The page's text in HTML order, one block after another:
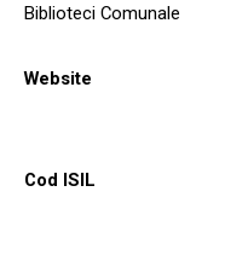
NOUTĂȚI
Biblioteci Comunale
Website
Cod ISIL